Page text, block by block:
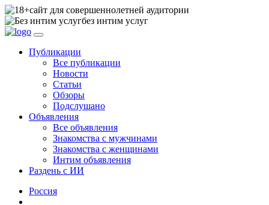
сайт для совершеннолетней аудитории
без интим услуг
Публикации
Все публикации
Новости
Статьи
Обзоры
Подслушано
Объявления
Все объявления
Знакомства с мужчинами
Знакомства с женщинами
Интим объявления
Раздень с ИИ
Россия